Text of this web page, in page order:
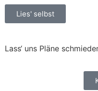
Lies' selbst
Lass‘ uns Pläne